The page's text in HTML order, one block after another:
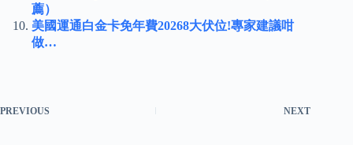
薦）
美國運通白金卡免年費20268大伏位!專家建議咁
做…
PREVIOUS NEXT